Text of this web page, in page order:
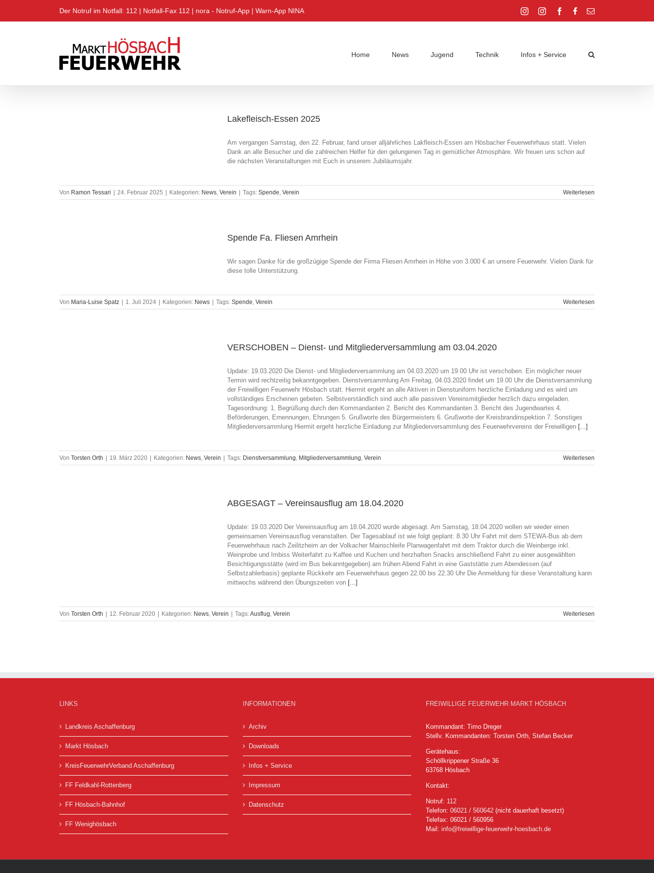
springen
Der Notruf im Notfall: 112 | Notfall-Fax 112 | nora - Notruf-App | Warn-App NINA Instagram
Instagram Facebook
Facebook
E-
Home News Jugend Technik Infos + Service
Lakefleisch-Essen 2025
Am vergangen Samstag, den 22. Februar, fand unser alljährliches Lakfleisch-Essen am Hösbacher Feuerwehrhaus statt. Vielen
Dank an alle Besucher und die zahlreichen Helfer für den gelungenen Tag in gemütlicher Atmosphäre. Wir freuen uns schon auf
die nächsten Veranstaltungen mit Euch in unserem Jubiläumsjahr.
Von Ramon Tessari 24. Februar 2025 Kategorien: News, Verein Tags: Spende, Verein Weiterlesen
Spende Fa. Fliesen Amrhein
Wir sagen Danke für die großzügige Spende der Firma Fliesen Amrhein in Höhe von 3.000 € an unsere Feuerwehr. Vielen Dank für
diese tolle Unterstützung.
Von Maria-Luise Spatz 1. Juli 2024 Kategorien: News Tags: Spende, Verein Weiterlesen
VERSCHOBEN – Dienst- und Mitgliederversammlung am 03.04.2020
Update: 19.03.2020 Die Dienst- und Mitgliederversammlung am 04.03.2020 um 19.00 Uhr ist verschoben. Ein möglicher neuer
Termin wird rechtzeitig bekanntgegeben. Dienstversammlung Am Freitag, 04.03.2020 findet um 19.00 Uhr die Dienstversammlung
der Freiwilligen Feuerwehr Hösbach statt. Hiermit ergeht an alle Aktiven in Dienstuniform herzliche Einladung und es wird um
vollständiges Erscheinen gebeten. Selbstverständlich sind auch alle passiven Vereinsmitglieder herzlich dazu eingeladen.
Tagesordnung: 1. Begrüßung durch den Kommandanten 2. Bericht des Kommandanten 3. Bericht des Jugendwartes 4.
Beförderungen, Ernennungen, Ehrungen 5. Grußworte des Bürgermeisters 6. Grußworte der Kreisbrandinspektion 7. Sonstiges
Mitgliederversammlung Hiermit ergeht herzliche Einladung zur Mitgliederversammlung des Feuerwehrvereins der Freiwilligen [...]
Von Torsten Orth 19. März 2020 Kategorien: News, Verein Tags: Dienstversammlung, Mitgliederversammlung, Verein Weiterlesen
ABGESAGT – Vereinsausflug am 18.04.2020
Update: 19.03.2020 Der Vereinsausflug am 18.04.2020 wurde abgesagt. Am Samstag, 18.04.2020 wollen wir wieder einen
gemeinsamen Vereinsausflug veranstalten. Der Tagesablauf ist wie folgt geplant: 8.30 Uhr Fahrt mit dem STEWA-Bus ab dem
Feuerwehrhaus nach Zeilitzheim an der Volkacher Mainschleife Planwagenfahrt mit dem Traktor durch die Weinberge inkl.
Weinprobe und Imbiss Weiterfahrt zu Kaffee und Kuchen und herzhaften Snacks anschließend Fahrt zu einer ausgewählten
Besichtigungsstätte (wird im Bus bekanntgegeben) am frühen Abend Fahrt in eine Gaststätte zum Abendessen (auf
Selbstzahlerbasis) geplante Rückkehr am Feuerwehrhaus gegen 22.00 bis 22.30 Uhr Die Anmeldung für diese Veranstaltung kann
mittwochs während den Übungszeiten von [...]
Von Torsten Orth 12. Februar 2020 Kategorien: News, Verein Tags:Ausflug, Verein Weiterlesen
LINKS
Landkreis Aschaffenburg
Markt Hösbach
KreisFeuerwehrVerband Aschaffenburg
FF Feldkahl-Rottenberg
FF Hösbach-Bahnhof
FF Wenighösbach
INFORMATIONEN
Archiv
Downloads
Infos + Service
Impressum
Datenschutz
FREIWILLIGE FEUERWEHR MARKT HÖSBACH
Kommandant: Timo Dreger
Stellv. Kommandanten: Torsten Orth, Stefan Becker
Gerätehaus:
Schöllkrippener Straße 36
63768 Hösbach
Kontakt:
Notruf: 112
Telefon:06021 / 560642 (nicht dauerhaft besetzt)
Telefax: 06021 / 560956
Mail:info@freiwillige-feuerwehr-hoesbach.de